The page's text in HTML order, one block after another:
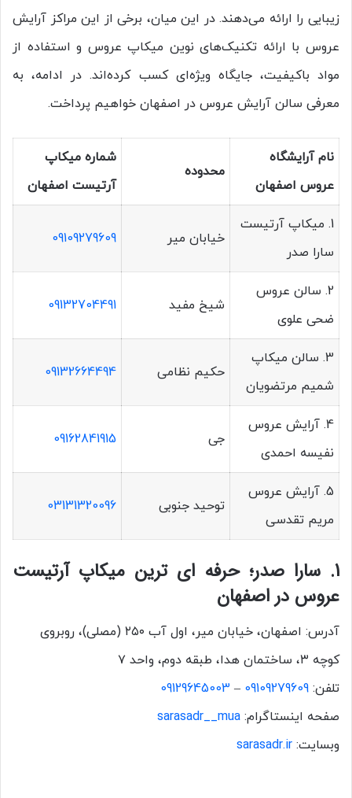
زیبایی را ارائه می‌دهند. در این میان، برخی از این مراکز آرایش
عروس با ارائه تکنیک‌های نوین میکاپ عروس و استفاده از
مواد باکیفیت، جایگاه ویژه‌ای کسب کرده‌اند. در ادامه، به
معرفی سالن آرایش عروس در اصفهان خواهیم پرداخت.
نام آرایشگاه
عروس اصفهان
محدوده
شماره میکاپ
آرتیست اصفهان
1. میکاپ آرتیست
سارا صدر
خیابان میر 09109279609
2. سالن عروس
ضحی علوی
شیخ مفید 09132704491
3. سالن میکاپ
شمیم مرتضویان
حکیم نظامی 09132664494
4. آرایش عروس
نفیسه احمدی
جی 09162841915
5. آرایش عروس
مریم تقدسی
توحید جنوبی 03131320096
1. سارا صدر؛ حرفه ای ترین میکاپ آرتیست
عروس در اصفهان
آدرس: اصفهان، خیابان میر، اول آب ۲۵۰ (مصلی)، روبروی
کوچه ۳، ساختمان هدا، طبقه دوم، واحد ۷
تلفن: 09109279609
–
09129645003
صفحه اینستاگرام: sarasadr__mua
وبسایت: sarasadr.ir